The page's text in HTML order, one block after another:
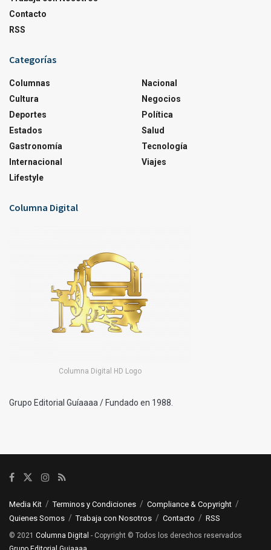
Contacto
RSS
Categorías
Columnas
Cultura
Deportes
Estados
Gastronomía
Internacional
Lifestyle
Nacional
Negocios
Política
Salud
Tecnología
Viajes
Columna Digital
Columna Digital HD Logo
Grupo Editorial Guíaaaa / Fundado en 1988.
Media Kit Terminos y Condiciones
Compliance & Copyright
Quienes Somos
Trabaja con Nosotros Contacto RSS
© 2021 Columna Digital - Copyright © Todos los derechos reservados